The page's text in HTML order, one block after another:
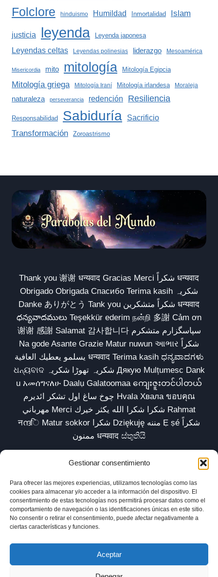
Gestionar consentimiento
Para ofrecer las mejores experiencias, utilizamos tecnologías como las
cookies para almacenar y/o acceder a la información del dispositivo. El
consentimiento de estas tecnologías nos permitirá procesar datos como el
comportamiento de navegación o las identificaciones únicas en este sitio.
No consentir o retirar el consentimiento, puede afectar negativamente a
ciertas características y funciones.
Aceptar
Folclore hinduismo Humildad Inmortalidad Islam
justicia leyenda Leyenda japonesa
Leyendas celtas Leyendas polinesias liderazgo Mesoamérica
Misericordia mito mitología Mitología Egipcia
Mitología griega Mitología Iraní Mitología irlandesa Moraleja
naturaleza perseverancia redención Resiliencia
Responsabilidad Sabiduría Sacrificio
Transformación Zoroastrismo
Thank you 谢谢 धन्यवाद Gracias Merci شكراً धन्यवाद
Obrigado Obrigada Спасибо Terima kasih شکریہ
Danke ありがとう Tank you شكراً متشكرين धन्यवाद
ధన్యవాదములు Teşekkür ederim நன்றி 多謝 Cảm ơn
谢谢 感謝 Salamat 감사합니다 سپاسگزارم متشکرم
Na gode Asante Grazie Matur nuwun આભાર شكراً
يسلمو يعطيك العافية धन्यवाद Terima kasih ಧನ್ಯವಾದಗಳು
ଧନ୍ୟବାଦ شکریہ تھوڑا شکریہ Дякую Mulțumesc Dank
u አመሰግናለሁ Daalụ Galatoomaa ကျေးဇူးတင်ပါတယ်
چوخ ساغ اول تشکر ائدیرم Hvala Хвала ขอบคุณ
مهرباني Merci شكرا شكرا الله يكثر خيرك Rahmat
नന്ദि Matur sokkor شكرا Dziękuję مننه Ẹ ṣé شكراً
ممنون धन्यवाद ස්තුතියි
Inicio Biblioteca Parábolas TV
Comunidad
Esencia
Blog
Política de privacidad
Aviso legal
Política de cookies (UE)